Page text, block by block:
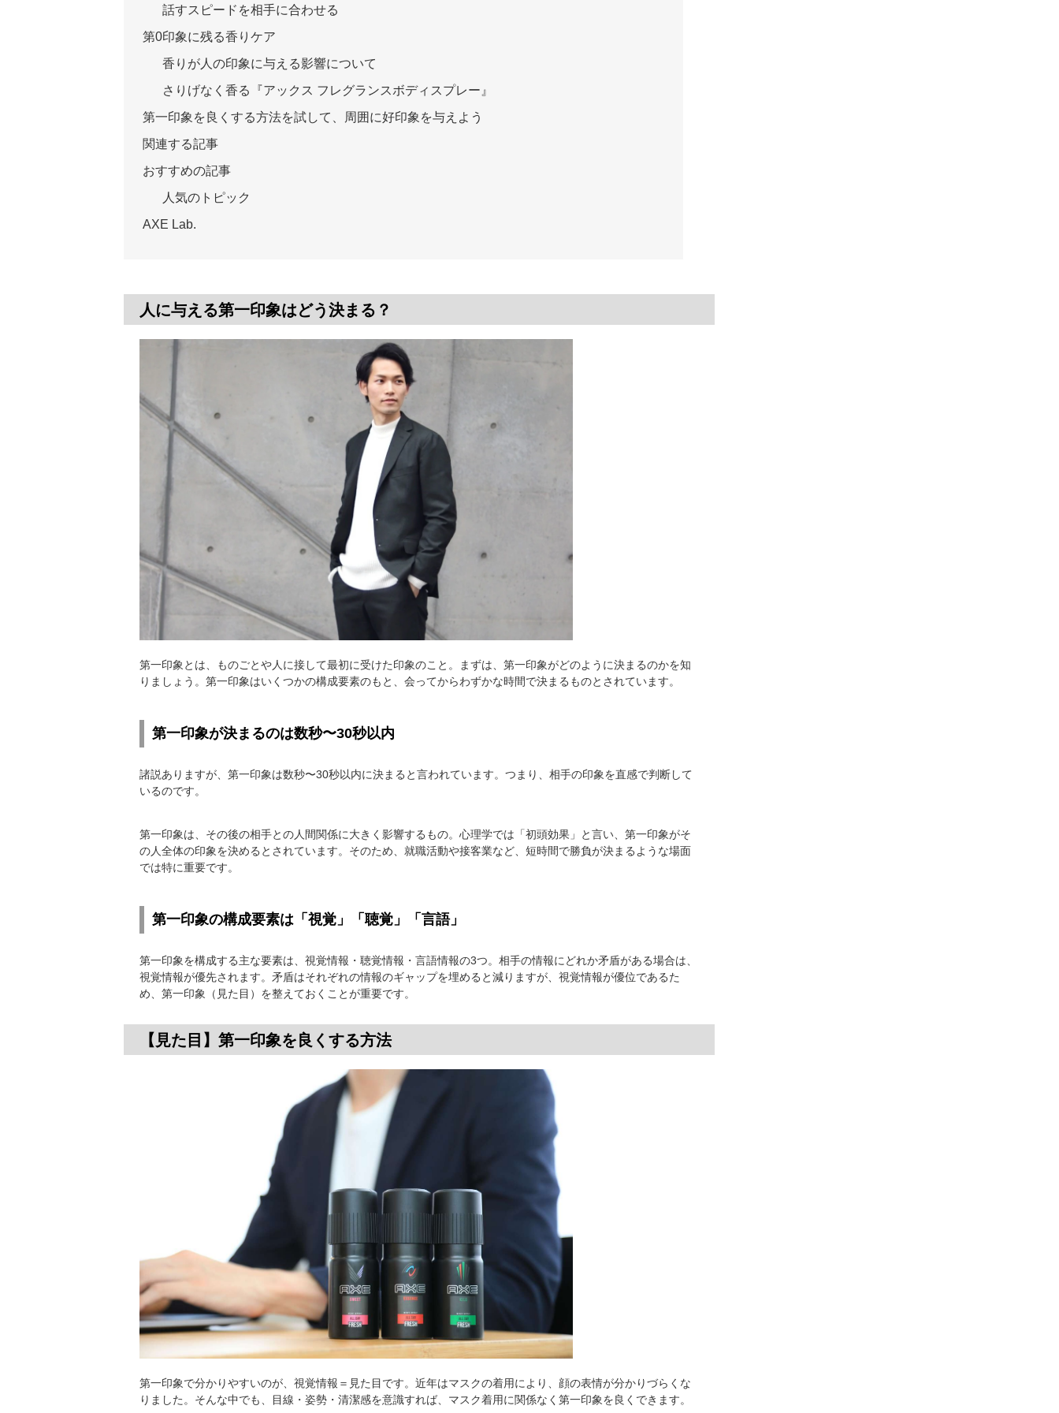
話すスピードを相手に合わせる
第0印象に残る香りケア
香りが人の印象に与える影響について
さりげなく香る『アックス フレグランスボディスプレー』
第一印象を良くする方法を試して、周囲に好印象を与えよう
関連する記事
おすすめの記事
人気のトピック
AXE Lab.
人に与える第一印象はどう決まる？
第一印象とは、ものごとや人に接して最初に受けた印象のこと。まずは、第一印象がどのように決まるのかを知
りましょう。第一印象はいくつかの構成要素のもと、会ってからわずかな時間で決まるものとされています。
第一印象が決まるのは数秒〜30秒以内
諸説ありますが、第一印象は数秒〜30秒以内に決まると言われています。つまり、相手の印象を直感で判断して
いるのです。
第一印象は、その後の相手との人間関係に大きく影響するもの。心理学では「初頭効果」と言い、第一印象がそ
の人全体の印象を決めるとされています。そのため、就職活動や接客業など、短時間で勝負が決まるような場面
では特に重要です。
第一印象の構成要素は「視覚」「聴覚」「言語」
第一印象を構成する主な要素は、視覚情報・聴覚情報・言語情報の3つ。相手の情報にどれか矛盾がある場合は、
視覚情報が優先されます。矛盾はそれぞれの情報のギャップを埋めると減りますが、視覚情報が優位であるた
め、第一印象（見た目）を整えておくことが重要です。
【見た目】第一印象を良くする方法
第一印象で分かりやすいのが、視覚情報＝見た目です。近年はマスクの着用により、顔の表情が分かりづらくな
りました。そんな中でも、目線・姿勢・清潔感を意識すれば、マスク着用に関係なく第一印象を良くできます。